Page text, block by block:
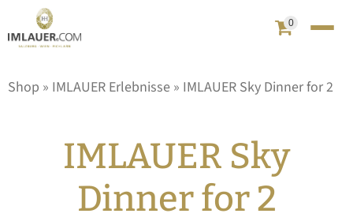
0
Shop » IMLAUER Erlebnisse » IMLAUER Sky Dinner for 2
IMLAUER Sky
Dinner for 2